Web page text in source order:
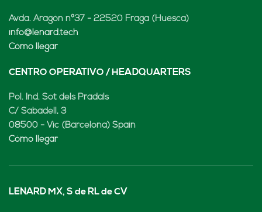
Avda. Aragón nº37 - 22520 Fraga (Huesca)
info@lenard.tech
Cómo llegar
CENTRO OPERATIVO / HEADQUARTERS
Pol. Ind. Sot dels Pradals
C/ Sabadell, 3
08500 - Vic (Barcelona) Spain
Cómo llegar
LENARD MX, S de RL de CV